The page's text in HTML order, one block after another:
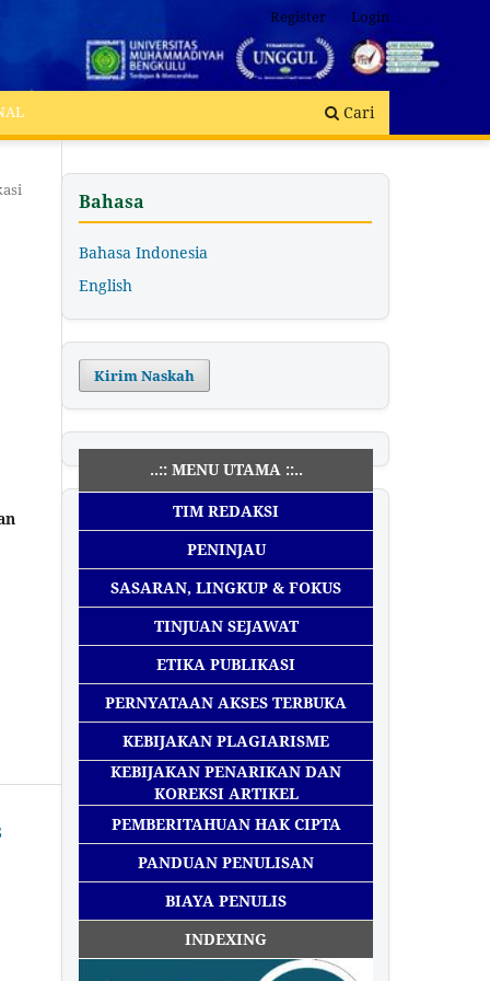
Cari
Register Login
Bahasa
Bahasa Indonesia
English
Kirim Naskah
..:: MENU UTAMA ::..
TIM REDAKSI
PENINJAU
SASARAN, LINGKUP & FOKUS
TINJUAN SEJAWAT
ETIKA PUBLIKASI
PERNYATAAN AKSES TERBUKA
KEBIJAKAN PLAGIARISME
KEBIJAKAN PENARIKAN DAN
KOREKSI ARTIKEL
PEMBERITAHUAN HAK CIPTA
PANDUAN PENULISAN
BIAYA PENULIS
INDEXING